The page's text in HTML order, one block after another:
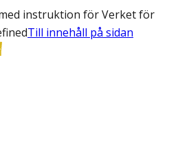
instruktion för Verket för
Till innehåll på sidan